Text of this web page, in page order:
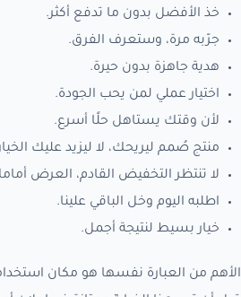
خذ الأفضل بدون ما تدفع أكثر.
جرّبه مرة، وستعرف الفرق.
هدية جاهزة بدون حيرة.
اختيار عملي لمن يحب الجودة.
لأن وقتك يستاهل حلًا أسرع.
منتج صُمم ليريحك، لا ليزيد عليك
لا تنتظر التخفيض القادم، العرض
اطلبه اليوم وخل الباقي علينا.
خيار بسيط لنتيجة أجمل.
الأهم من العبارة نفسها هو مكان